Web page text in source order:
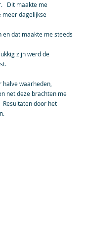
Dit maakte me
meer dagelijkse
en dat maakte me steeds
zijn werd de
halve waarheden,
net deze brachten me
Resultaten door het